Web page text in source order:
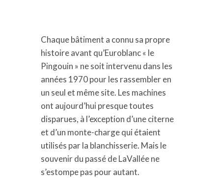
Chaque bâtiment a connu sa propre
histoire avant qu’Euroblanc « le
Pingouin » ne soit intervenu dans les
années 1970 pour les rassembler en
un seul et même site. Les machines
ont aujourd’hui presque toutes
disparues, à l’exception d’une citerne
et d’un monte-charge qui étaient
utilisés par la blanchisserie. Mais le
souvenir du passé de LaVallée ne
s’estompe pas pour autant.